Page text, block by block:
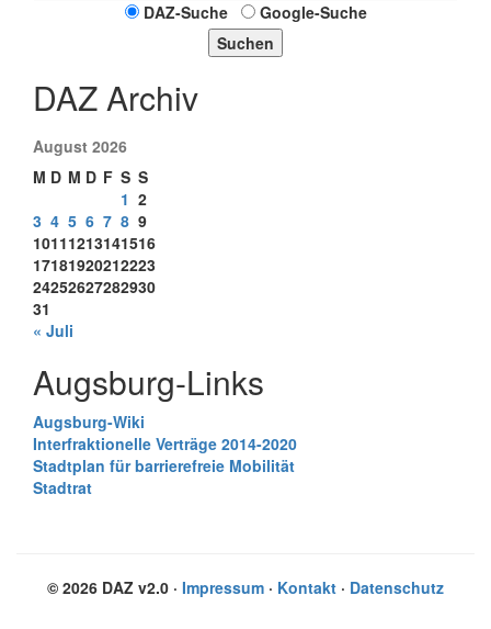
DAZ-Suche
Google-Suche
Suchen
DAZ Archiv
August 2026
M D M D F S S
1 2
3 4 5 6 7 8 9
10111213141516
17181920212223
24252627282930
31
« Juli
Augsburg-Links
Augsburg-Wiki
Interfraktionelle Verträge 2014-2020
Stadtplan für barrierefreie Mobilität
Stadtrat
© 2026 DAZ v2.0 · Impressum · Kontakt · Datenschutz